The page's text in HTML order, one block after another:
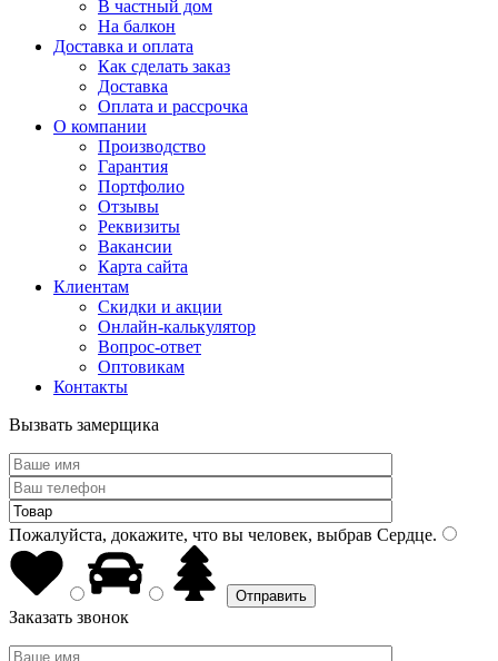
В частный дом
На балкон
Доставка и оплата
Как сделать заказ
Доставка
Оплата и рассрочка
О компании
Производство
Гарантия
Портфолио
Отзывы
Реквизиты
Вакансии
Карта сайта
Клиентам
Скидки и акции
Онлайн-калькулятор
Вопрос-ответ
Оптовикам
Контакты
Вызвать замерщика
Пожалуйста, докажите, что вы человек, выбрав Сердце.
Заказать звонок